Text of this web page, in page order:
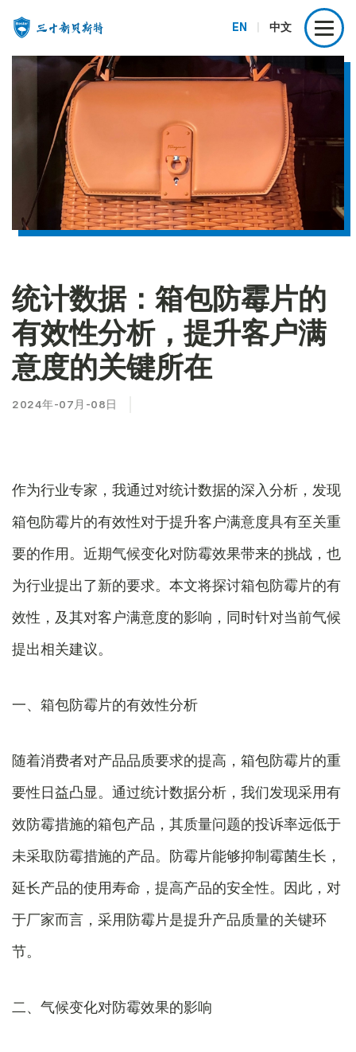
EN 中文
统计数据：箱包防霉片的
有效性分析，提升客户满
意度的关键所在
2024年-07月-08日
作为行业专家，我通过对统计数据的深入分析，发现
箱包防霉片的有效性对于提升客户满意度具有至关重
要的作用。近期气候变化对防霉效果带来的挑战，也
为行业提出了新的要求。本文将探讨箱包防霉片的有
效性，及其对客户满意度的影响，同时针对当前气候
提出相关建议。
一、箱包防霉片的有效性分析
随着消费者对产品品质要求的提高，箱包防霉片的重
要性日益凸显。通过统计数据分析，我们发现采用有
效防霉措施的箱包产品，其质量问题的投诉率远低于
未采取防霉措施的产品。防霉片能够抑制霉菌生长，
延长产品的使用寿命，提高产品的安全性。因此，对
于厂家而言，采用防霉片是提升产品质量的关键环
节。
二、气候变化对防霉效果的影响